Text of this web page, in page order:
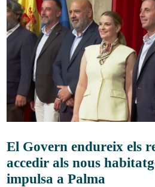
El Govern endureix els
accedir als nous
impulsa a Palma